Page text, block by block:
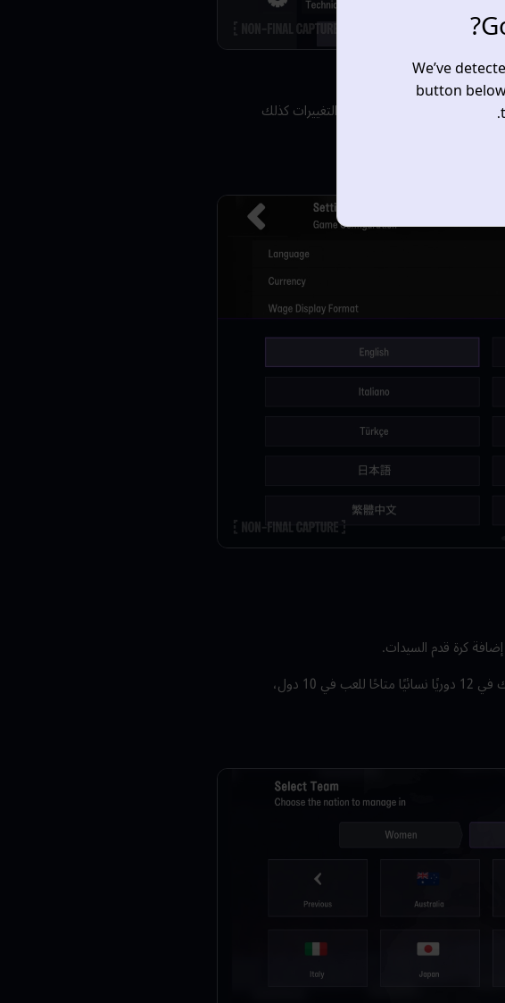
مع اللعبة. أُجريت هذه التغييرات كذلك
لأول مرة.
كرة قدم السيدات.
خُض غمار منافساتٍ جديدة، واكتشف مواهب صاعدة، وأعِد صياغة مفهوم النجاح بينما تشارك في 12 دوريًا نسائيًا متاحًا للعب في 10 دول،
We’ve
button